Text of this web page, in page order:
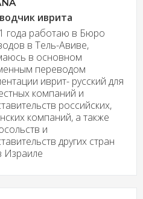
иврита
года работаю в Бюро
в Тель-Авиве,
в основном
переводом
иврит- русский для
компаний и
российских,
компаний, а также
и
других стран
Израиле